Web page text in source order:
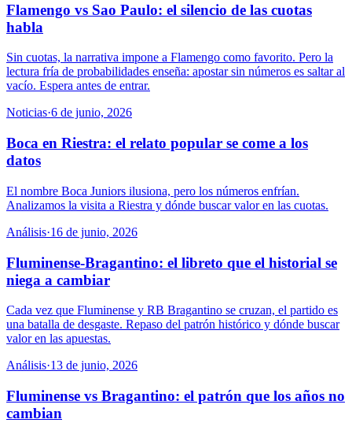
Flamengo vs Sao Paulo: el silencio de las cuotas
habla
Sin cuotas, la narrativa impone a Flamengo como favorito. Pero la
lectura fría de probabilidades enseña: apostar sin números es saltar al
vacío. Espera antes de entrar.
Noticias·6 de junio, 2026
Boca en Riestra: el relato popular se come a los
datos
El nombre Boca Juniors ilusiona, pero los números enfrían.
Analizamos la visita a Riestra y dónde buscar valor en las cuotas.
Análisis·16 de junio, 2026
Fluminense-Bragantino: el libreto que el historial se
niega a cambiar
Cada vez que Fluminense y RB Bragantino se cruzan, el partido es
una batalla de desgaste. Repaso del patrón histórico y dónde buscar
valor en las apuestas.
Análisis·13 de junio, 2026
Fluminense vs Bragantino: el patrón que los años no
cambian